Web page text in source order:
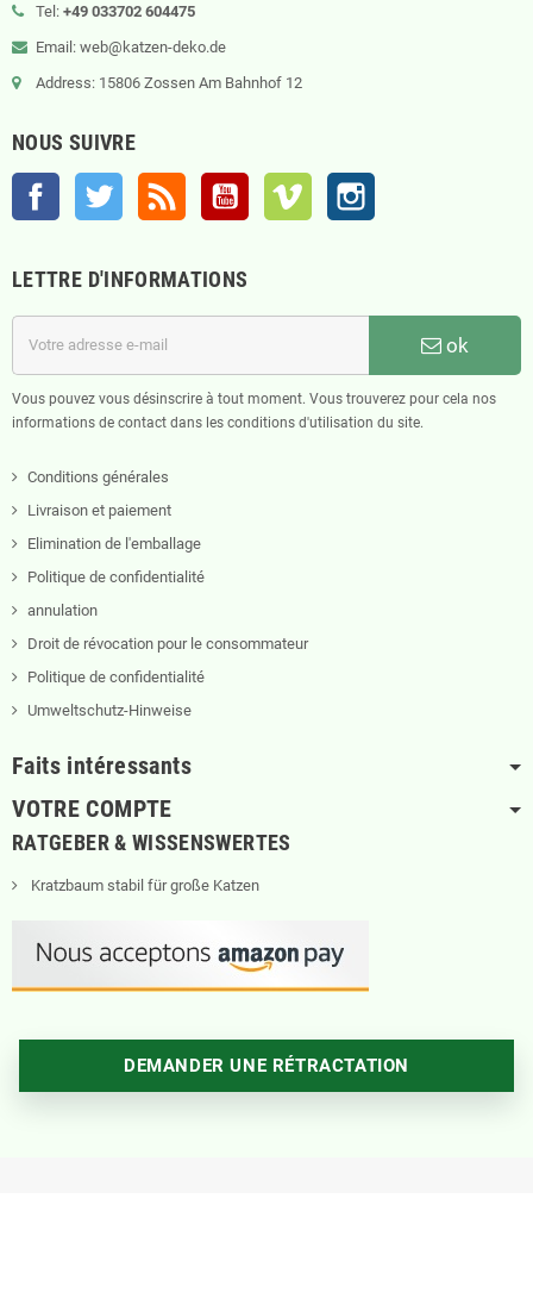
Tel: +49 033702 604475
Email: web@katzen-deko.de
Address: 15806 Zossen Am Bahnhof 12
NOUS SUIVRE
Facebook Twitter YouTube Vimeo
LETTRE D'INFORMATIONS
ok
Vous pouvez vous désinscrire à tout moment. Vous trouverez pour cela nos
informations de contact dans les conditions d'utilisation du site.
Conditions générales
Livraison et paiement
Elimination de l'emballage
Politique de confidentialité
annulation
Droit de révocation pour le consommateur
Politique de confidentialité
Umweltschutz-Hinweise
Faits intéressants
VOTRE COMPTE
RATGEBER & WISSENSWERTES
Kratzbaum stabil für große Katzen
DEMANDER UNE RÉTRACTATION